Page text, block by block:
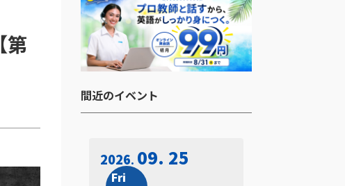
第
間近のイベント​
2026 09. 25
Fri